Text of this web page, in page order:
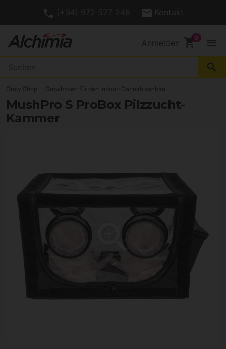
(+34) 972 527 248 Kontakt
Anmelden shopping_cart menu
search
Grow Shop Growboxen für den Indoor-Cannabisanbau
MushPro S ProBox Pilzzucht-
Kammer